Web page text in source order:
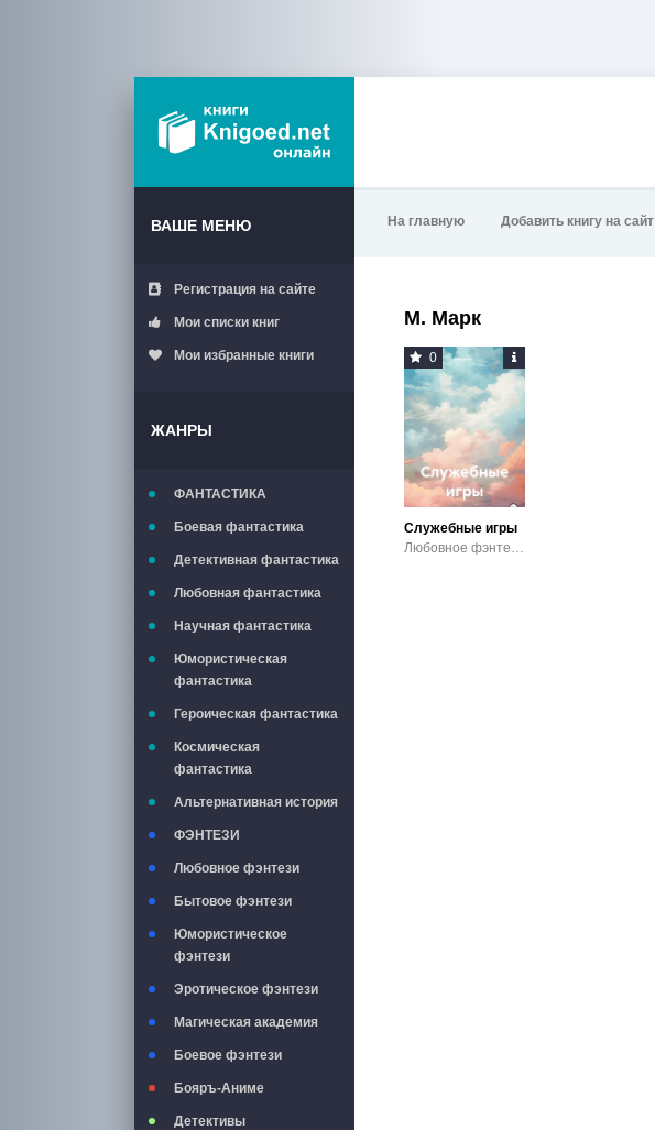
ВАШЕ МЕНЮ
Регистрация на сайте
Мои списки книг
Мои избранные книги
ЖАНРЫ
ФАНТАСТИКА
Боевая фантастика
Детективная фантастика
Любовная фантастика
Научная фантастика
Юмористическая
фантастика
Героическая фантастика
Космическая
фантастика
Альтернативная история
ФЭНТЕЗИ
Любовное фэнтези
Бытовое фэнтези
Юмористическое
фэнтези
Эротическое фэнтези
Магическая академия
Боевое фэнтези
Бояръ-Аниме
Детективы
На главную Добавить книгу на сайт
М. Марк
0
Служебные игры
Любовное фэнтези / Эротика и секс / Любовные романы